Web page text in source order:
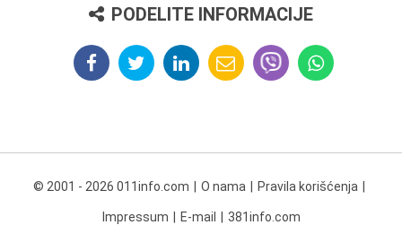
PODELITE INFORMACIJE
© 2001 - 2026 011info.com O nama Pravila korišćenja
Impressum E-mail 381info.com